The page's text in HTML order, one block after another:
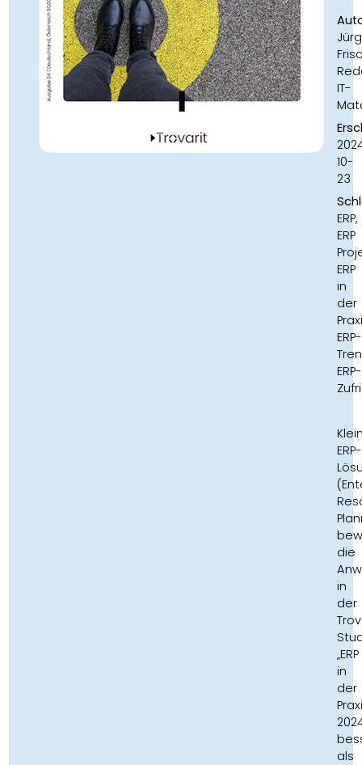
IT-
10-
23
ERP,
ERP
ERP
in
der
ERP-
ERP-
ERP-
die
in
der
„ERP
in
der
als